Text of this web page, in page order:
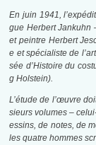
En juin 1941,
gue Herbert Jankuhn
et peintre Herbert
e et spécialiste de
sée d’Histoire du
g Holstein).
L’étude de l’œuvre
sieurs volumes –
essins, de notes, de
les quatre hommes